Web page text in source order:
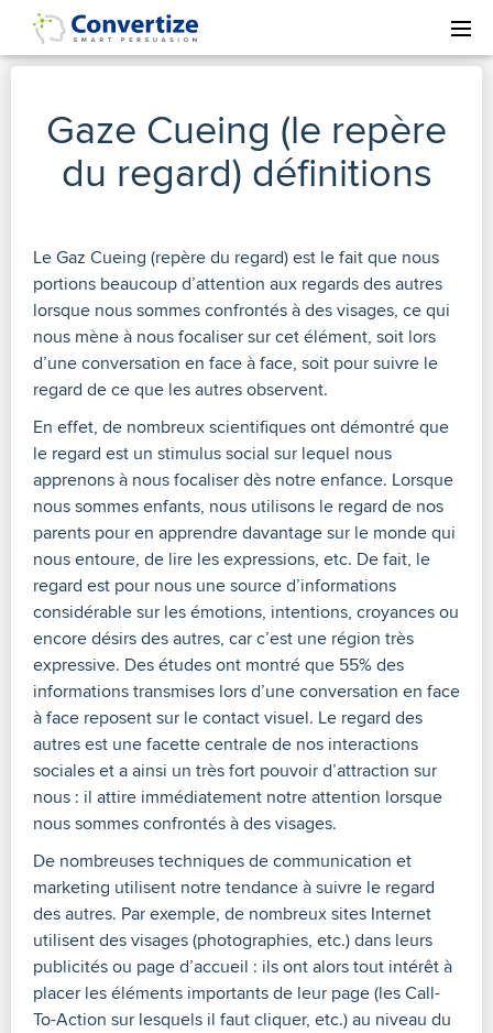
Gaze Cueing (le repère
du regard) définitions
Le Gaz Cueing (repère du regard) est le fait que nous
portions beaucoup d’attention aux regards des autres
lorsque nous sommes confrontés à des visages, ce qui
nous mène à nous focaliser sur cet élément, soit lors
d’une conversation en face à face, soit pour suivre le
regard de ce que les autres observent.
En effet, de nombreux scientifiques ont démontré que
le regard est un stimulus social sur lequel nous
apprenons à nous focaliser dès notre enfance. Lorsque
nous sommes enfants, nous utilisons le regard de nos
parents pour en apprendre davantage sur le monde qui
nous entoure, de lire les expressions, etc. De fait, le
regard est pour nous une source d’informations
considérable sur les émotions, intentions, croyances ou
encore désirs des autres, car c’est une région très
expressive. Des études ont montré que 55% des
informations transmises lors d’une conversation en face
à face reposent sur le contact visuel. Le regard des
autres est une facette centrale de nos interactions
sociales et a ainsi un très fort pouvoir d’attraction sur
nous : il attire immédiatement notre attention lorsque
nous sommes confrontés à des visages.
De nombreuses techniques de communication et
marketing utilisent notre tendance à suivre le regard
des autres. Par exemple, de nombreux sites Internet
utilisent des visages (photographies, etc.) dans leurs
publicités ou page d’accueil : ils ont alors tout intérêt à
placer les éléments importants de leur page (les Call-
To-Action sur lesquels il faut cliquer, etc.) au niveau du